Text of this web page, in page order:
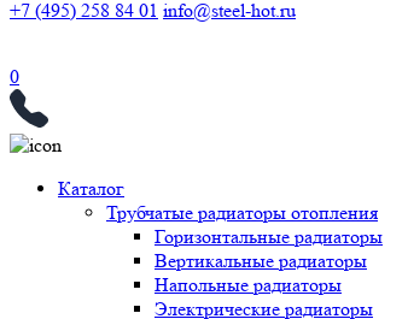
+7 (495) 258 84 01 info@steel-hot.ru
0
Каталог
Трубчатые радиаторы отопления
Горизонтальные радиаторы
Вертикальные радиаторы
Напольные радиаторы
Электрические радиаторы